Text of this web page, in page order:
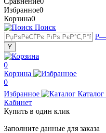
Избранное0
Корзина0
Поиск
0
Корзина
0
Избранное
Каталог
Кабинет
Купить в один клик
Заполните данные для заказа